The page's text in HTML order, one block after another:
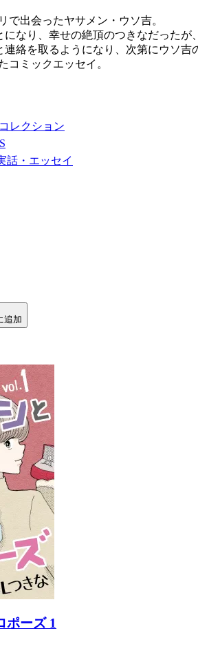
で出会ったヤサメン・ウソ吉。
なり、幸せの絶頂のつきなだった
絡を取るようになり、次第にウソ吉
コミックエッセイ。
レクション
話・エッセイ
追加
ポーズ 1